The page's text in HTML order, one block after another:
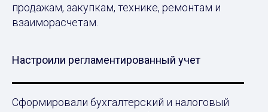
продажам, закупкам, технике, ремонтам и
взаиморасчетам.
Настроили регламентированный учет
Сформировали бухгалтерский и налоговый